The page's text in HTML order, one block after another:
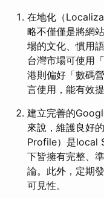
在地化（
略不僅僅是將網
場的文化、慣用
台灣市場可使用
港則偏好「數碼
言使用，能有效
建立完善的
來說，維護良好
Profile）是local
下皆擁有完整、
論。此外，定期
可見性。